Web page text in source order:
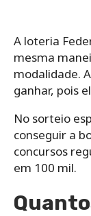
A loteria
mesma
modalidade.
ganhar, pois
No sorteio
conseguir a
concursos
em 100 mil.